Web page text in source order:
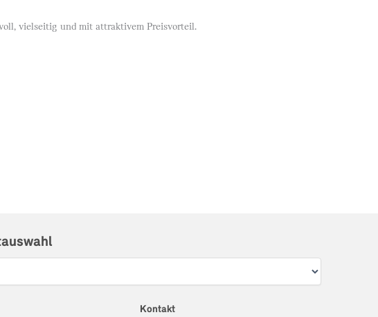
vielseitig und mit attraktivem Preisvorteil.
Kontakt